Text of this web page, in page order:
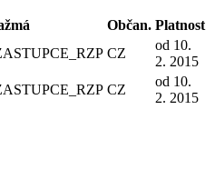
Občan. Platnost
CZ
od 10.
2. 2015
CZ
od 10.
2. 2015